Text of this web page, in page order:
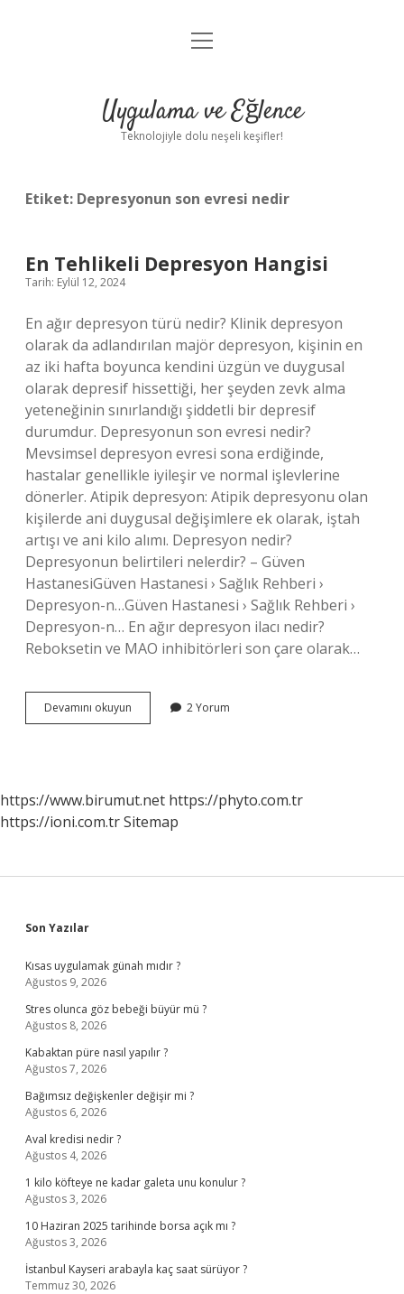
Anasayfa
Yasal Uyarı
menüyü
Uygulama ve Eğlence
Teknolojiyle dolu neşeli keşifler!
Etiket: Depresyonun son evresi nedir
En Tehlikeli Depresyon Hangisi
Tarih: Eylül 12, 2024
En ağır depresyon türü nedir? Klinik depresyon
olarak da adlandırılan majör depresyon, kişinin en
az iki hafta boyunca kendini üzgün ve duygusal
olarak depresif hissettiği, her şeyden zevk alma
yeteneğinin sınırlandığı şiddetli bir depresif
durumdur. Depresyonun son evresi nedir?
Mevsimsel depresyon evresi sona erdiğinde,
hastalar genellikle iyileşir ve normal işlevlerine
dönerler. Atipik depresyon: Atipik depresyonu olan
kişilerde ani duygusal değişimlere ek olarak, iştah
artışı ve ani kilo alımı. Depresyon nedir?
Depresyonun belirtileri nelerdir? – Güven
HastanesiGüven Hastanesi › Sağlık Rehberi ›
Depresyon-n…Güven Hastanesi › Sağlık Rehberi ›
Depresyon-n… En ağır depresyon ilacı nedir?
Reboksetin ve MAO inhibitörleri son çare olarak…
Devamını okuyun
Tehlikeli
2 Yorum
https://www.birumut.net https://phyto.com.tr
https://ioni.com.trSitemap
Sidebar
Son Yazılar
Kısas uygulamak günah mıdır ?
Ağustos 9, 2026
Stres olunca göz bebeği büyür mü ?
Ağustos 8, 2026
Kabaktan püre nasıl yapılır ?
Ağustos 7, 2026
Bağımsız değişkenler değişir mi ?
Ağustos 6, 2026
Aval kredisi nedir ?
Ağustos 4, 2026
1 kilo köfteye ne kadar galeta unu konulur ?
Ağustos 3, 2026
10 Haziran 2025 tarihinde borsa açık mı ?
Ağustos 3, 2026
İstanbul Kayseri arabayla kaç saat sürüyor ?
Temmuz 30, 2026